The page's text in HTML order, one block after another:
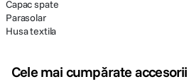
Capac spate
Parasolar
Husa textila
Cele mai cumpărate accesorii